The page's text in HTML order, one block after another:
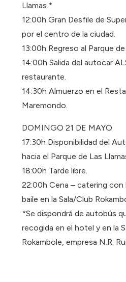
Llamas.*
12:00h Gran Desfile de
por el centro de la ciudad.
13:00h Regreso al Parque
14:00h Salida del autocar
restaurante.
14:30h Almuerzo en el
Maremondo.
DOMINGO 21 DE MAYO
17:30h Disponibilidad del
hacia el Parque de Las
18:00h Tarde libre.
22:00h Cena – catering con
baile en la Sala/Club
*Se dispondrá de autobús
recogida en el hotel y en la
Rokambole, empresa N.R.